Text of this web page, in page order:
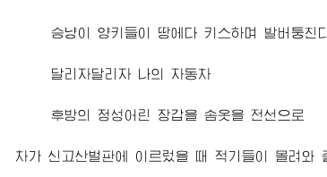
승냥이 양키들이 땅에다 키스하며 발버둥친
달리자달리자 나의 자동차
후방의 정성어린 장갑을 솜옷을 전선으로
차가 신고산벌판에 이르렀을 때 적기들이 몰려와